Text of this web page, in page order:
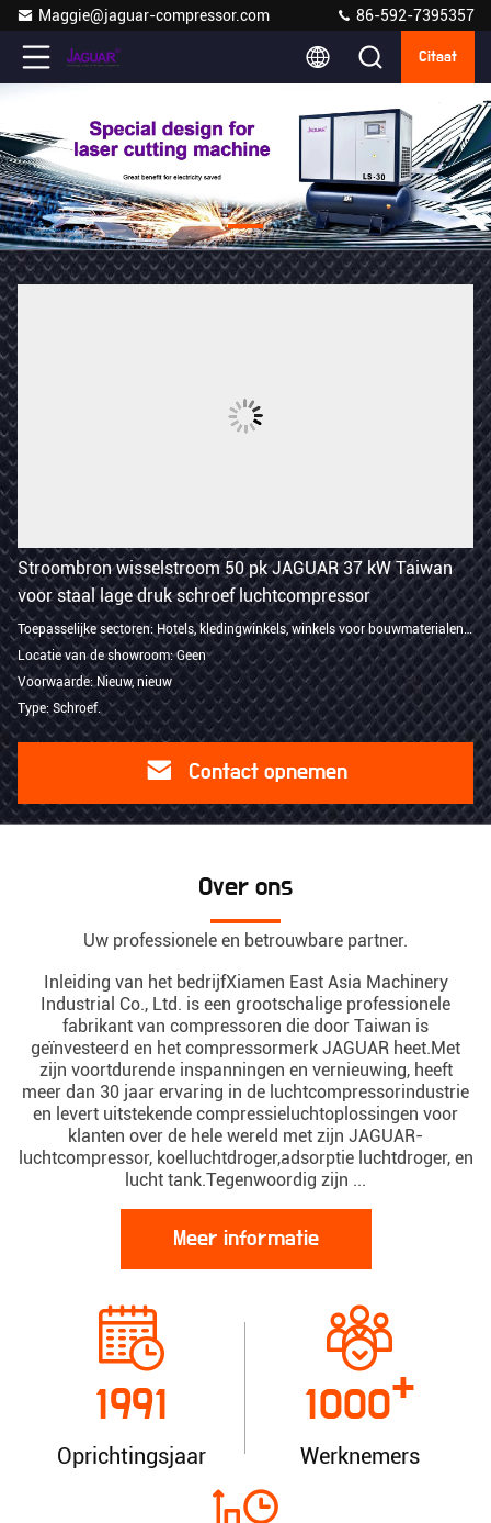
Maggie@jaguar-compressor.com 86-592-7395357
Citaat
Stroombron wisselstroom 50 pk JAGUAR 37 kW Taiwan
voor staal lage druk schroef luchtcompressor
Toepasselijke sectoren: Hotels, kledingwinkels, winkels voor bouwmaterialen, fabrieken, reparatieshops voor machines, fabrie
Locatie van de showroom: Geen
Voorwaarde: Nieuw, nieuw
Type: Schroef.
Contact opnemen
Over ons
Uw professionele en betrouwbare partner.
Inleiding van het bedrijfXiamen East Asia Machinery
Industrial Co., Ltd. is een grootschalige professionele
fabrikant van compressoren die door Taiwan is
geïnvesteerd en het compressormerk JAGUAR heet.Met
zijn voortdurende inspanningen en vernieuwing, heeft
meer dan 30 jaar ervaring in de luchtcompressorindustrie
en levert uitstekende compressieluchtoplossingen voor
klanten over de hele wereld met zijn JAGUAR-
luchtcompressor, koelluchtdroger,adsorptie luchtdroger, en
lucht tank.Tegenwoordig zijn ...
Meer informatie
1991
Oprichtingsjaar
1000+
Werknemers